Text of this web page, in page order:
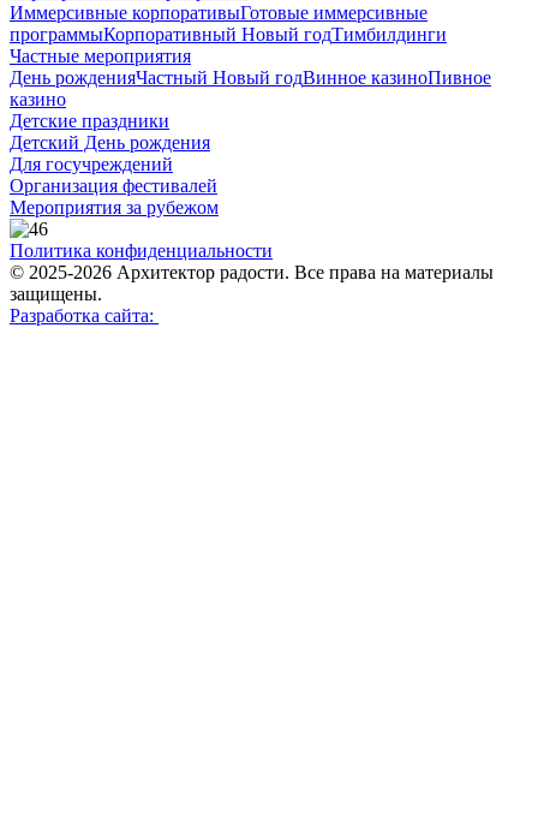
Иммерсивные корпоративыГотовые иммерсивные
программыКорпоративный Новый годТимбилдинги
Частные мероприятия
День рожденияЧастный Новый годВинное казиноПивное
казино
Детские праздники
Детский День рождения
Для госучреждений
Организация фестивалей
Мероприятия за рубежом
Политика конфиденциальности
© 2025-2026 Архитектор радости. Все права на материалы
защищены.
Разработка сайта: